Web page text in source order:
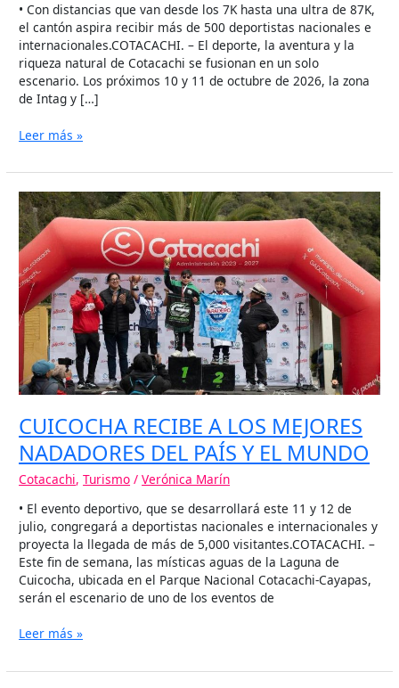
• Con distancias que van desde los 7K hasta una ultra de 87K,
el cantón aspira recibir más de 500 deportistas nacionales e
internacionales.COTACACHI. – El deporte, la aventura y la
riqueza natural de Cotacachi se fusionan en un solo
escenario. Los próximos 10 y 11 de octubre de 2026, la zona
de Intag y […]
Leer más »
CUICOCHA RECIBE A LOS MEJORES
NADADORES DEL PAÍS Y EL MUNDO
Cotacachi,Turismo /Verónica Marín
• El evento deportivo, que se desarrollará este 11 y 12 de
julio, congregará a deportistas nacionales e internacionales y
proyecta la llegada de más de 5,000 visitantes.COTACACHI. –
Este fin de semana, las místicas aguas de la Laguna de
Cuicocha, ubicada en el Parque Nacional Cotacachi-Cayapas,
serán el escenario de uno de los eventos de
CUICOCHA
RECIBE
A
LOS
MEJORES
NADADORES
DEL
PAÍS
Y
MUNDO
Leer más »